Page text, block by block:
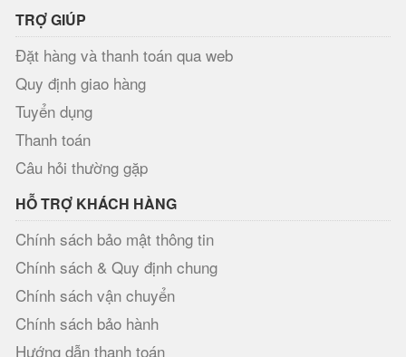
TRỢ GIÚP
Đặt hàng và thanh toán qua web
Quy định giao hàng
Tuyển dụng
Thanh toán
Câu hỏi thường gặp
HỖ TRỢ KHÁCH HÀNG
Chính sách bảo mật thông tin
Chính sách & Quy định chung
Chính sách vận chuyển
Chính sách bảo hành
Hướng dẫn thanh toán